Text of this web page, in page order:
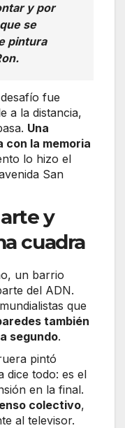
y por
se
pintura
fue
a la distancia,
Una
con la memoria
lo hizo el
San
y
cuadra
un barrio
del ADN.
que
también
segundo.
pintó
dice todo: es el
en la final.
colectivo,
al televisor.